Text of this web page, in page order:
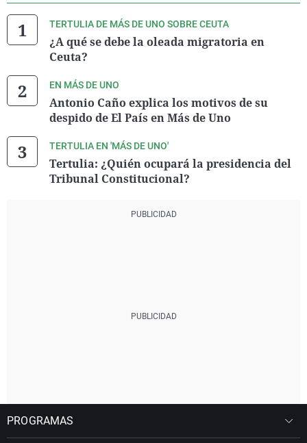
TERTULIA DE MÁS DE UNO SOBRE CEUTA
¿A qué se debe la oleada migratoria en
Ceuta?
EN MÁS DE UNO
Antonio Caño explica los motivos de su
despido de El País en Más de Uno
TERTULIA EN 'MÁS DE UNO'
Tertulia: ¿Quién ocupará la presidencia del
Tribunal Constitucional?
PROGRAMAS